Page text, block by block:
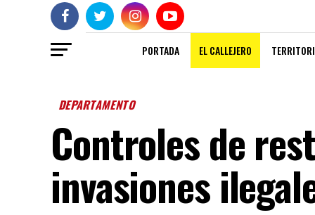
PORTADA EL CALLEJERO
DEPARTAMENTO
Controles de
invasiones